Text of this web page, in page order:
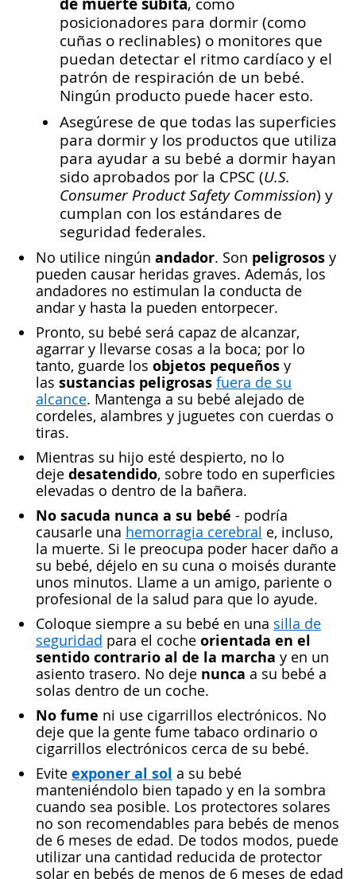
posicionadores para dormir (como
cuñas o reclinables) o monitores que
puedan detectar el ritmo cardíaco y el
patrón de respiración de un bebé.
Ningún producto puede hacer esto.
Asegúrese de que todas las superficies
para dormir y los productos que utiliza
para ayudar a su bebé a dormir hayan
sido aprobados por la CPSC (U.S.
Consumer Product Safety Commission) y
cumplan con los estándares de
seguridad federales.
No utilice ningún andador. Son peligrosos y
pueden causar heridas graves. Además, los
andadores no estimulan la conducta de
andar y hasta la pueden entorpecer.
Pronto, su bebé será capaz de alcanzar,
agarrar y llevarse cosas a la boca; por lo
tanto, guarde los objetos pequeños y
las sustancias peligrosas fuera de su
alcance. Mantenga a su bebé alejado de
cordeles, alambres y juguetes con cuerdas o
tiras.
Mientras su hijo esté despierto, no lo
deje desatendido, sobre todo en superficies
elevadas o dentro de la bañera.
No sacuda nunca a su bebé - podría
causarle una hemorragia cerebral e, incluso,
la muerte. Si le preocupa poder hacer daño a
su bebé, déjelo en su cuna o moisés durante
unos minutos. Llame a un amigo, pariente o
profesional de la salud para que lo ayude.
Coloque siempre a su bebé en una silla de
seguridad para el coche orientada en el
sentido contrario al de la marcha y en un
asiento trasero. No deje nunca a su bebé a
solas dentro de un coche.
No fume ni use cigarrillos electrónicos. No
deje que la gente fume tabaco ordinario o
cigarrillos electrónicos cerca de su bebé.
Evite exponer al sol a su bebé
manteniéndolo bien tapado y en la sombra
cuando sea posible. Los protectores solares
no son recomendables para bebés de menos
de 6 meses de edad. De todos modos, puede
utilizar una cantidad reducida de protector
solar en bebés de menos de 6 meses de edad